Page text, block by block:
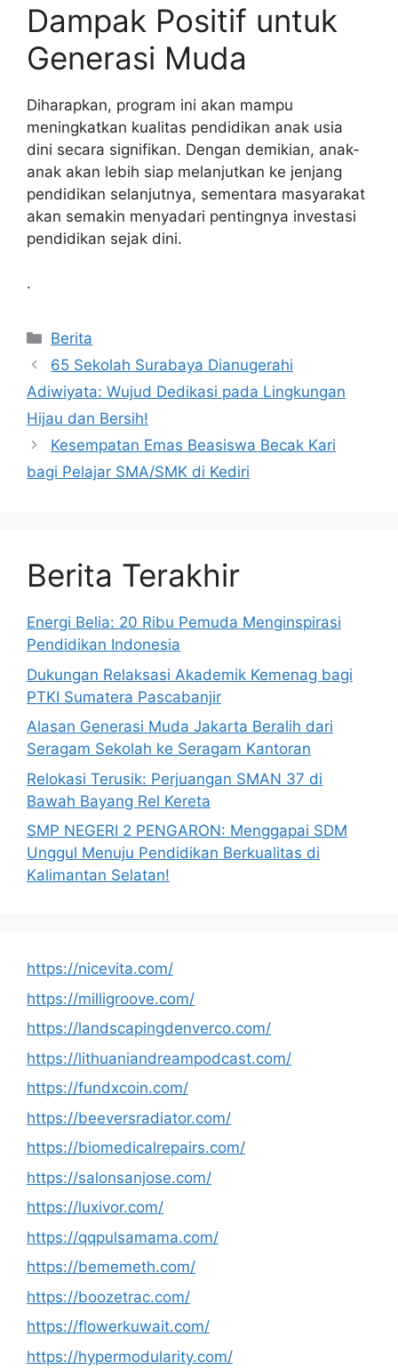
Dampak Positif untuk
Generasi Muda
Diharapkan, program ini akan mampu
meningkatkan kualitas pendidikan anak usia
dini secara signifikan. Dengan demikian, anak-
anak akan lebih siap melanjutkan ke jenjang
pendidikan selanjutnya, sementara masyarakat
akan semakin menyadari pentingnya investasi
pendidikan sejak dini.
.
Kategori
Berita
65 Sekolah Surabaya Dianugerahi
Adiwiyata: Wujud Dedikasi pada Lingkungan
Hijau dan Bersih!
Kesempatan Emas Beasiswa Becak Kari
bagi Pelajar SMA/SMK di Kediri
Berita Terakhir
Energi Belia: 20 Ribu Pemuda Menginspirasi
Pendidikan Indonesia
Dukungan Relaksasi Akademik Kemenag bagi
PTKI Sumatera Pascabanjir
Alasan Generasi Muda Jakarta Beralih dari
Seragam Sekolah ke Seragam Kantoran
Relokasi Terusik: Perjuangan SMAN 37 di
Bawah Bayang Rel Kereta
SMP NEGERI 2 PENGARON: Menggapai SDM
Unggul Menuju Pendidikan Berkualitas di
Kalimantan Selatan!
https://nicevita.com/
https://milligroove.com/
https://landscapingdenverco.com/
https://lithuaniandreampodcast.com/
https://fundxcoin.com/
https://beeversradiator.com/
https://biomedicalrepairs.com/
https://salonsanjose.com/
https://luxivor.com/
https://qqpulsamama.com/
https://bememeth.com/
https://boozetrac.com/
https://flowerkuwait.com/
https://hypermodularity.com/